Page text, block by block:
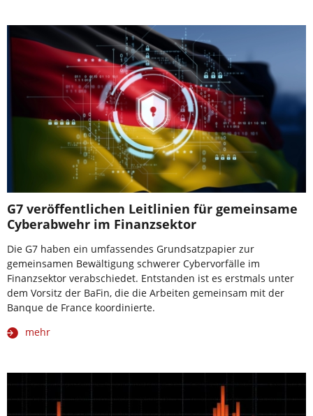
G7 veröffentlichen Leitlinien für gemeinsame
Cyberabwehr im Finanzsektor
Die G7 haben ein umfassendes Grundsatzpapier zur
gemeinsamen Bewältigung schwerer Cybervorfälle im
Finanzsektor verabschiedet. Entstanden ist es erstmals unter
dem Vorsitz der BaFin, die die Arbeiten gemeinsam mit der
Banque de France koordinierte.
mehr